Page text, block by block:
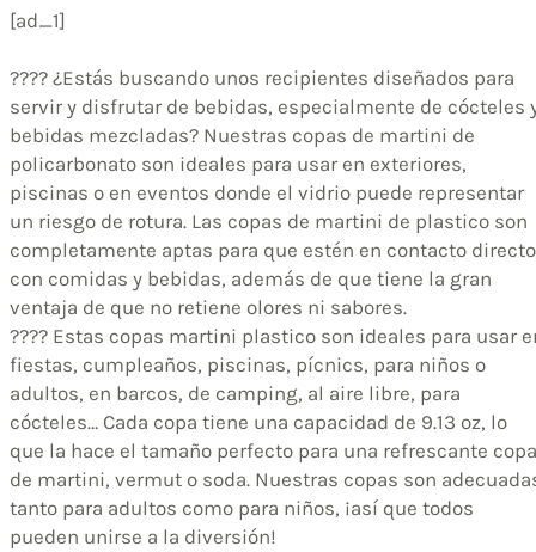
[ad_1]
???? ¿Estás buscando unos recipientes diseñados para
servir y disfrutar de bebidas, especialmente de cócteles
bebidas mezcladas? Nuestras copas de martini de
policarbonato son ideales para usar en exteriores,
piscinas o en eventos donde el vidrio puede representar
un riesgo de rotura. Las copas de martini de plastico son
completamente aptas para que estén en contacto directo
con comidas y bebidas, además de que tiene la gran
ventaja de que no retiene olores ni sabores.
???? Estas copas martini plastico son ideales para usar
fiestas, cumpleaños, piscinas, pícnics, para niños o
adultos, en barcos, de camping, al aire libre, para
cócteles… Cada copa tiene una capacidad de 9.13 oz, lo
que la hace el tamaño perfecto para una refrescante copa
de martini, vermut o soda. Nuestras copas son
tanto para adultos como para niños, ¡así que todos
pueden unirse a la diversión!